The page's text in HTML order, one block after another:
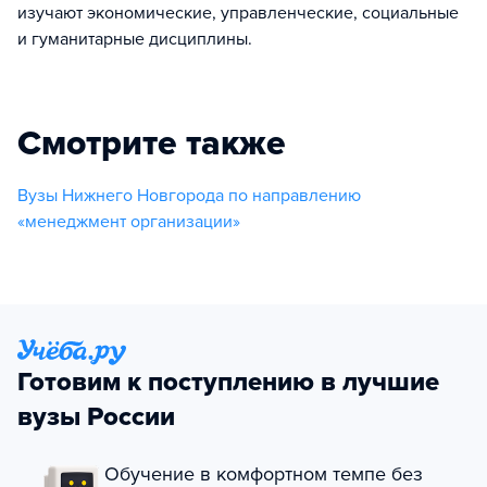
изучают экономические, управленческие, социальные
и гуманитарные дисциплины.
Смотрите также
Вузы Нижнего Новгорода по направлению
«менеджмент организации»
Готовим к поступлению в лучшие
вузы России
Обучение в комфортном темпе без